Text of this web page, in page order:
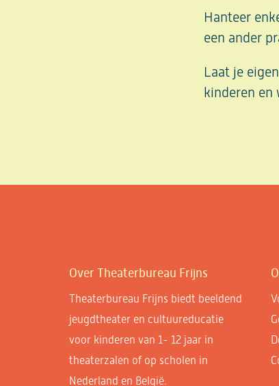
Hanteer
een ander
Laat je
kinderen en
Over Theaterbureau Frijns
Theaterbureau Frijns biedt beeldend
jeugdtheater en cultuureducatie
voor kinderen van 1- 12 jaar in
theaterzalen of op scholen in
Nederland en België.